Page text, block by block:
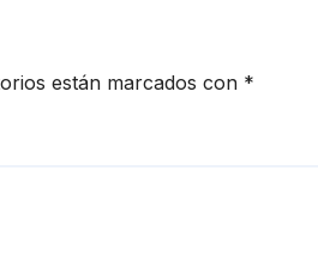
están marcados con *